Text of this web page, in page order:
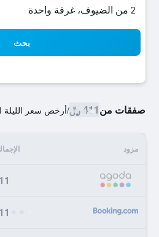
2 من الضيوف، غرفة واحدة
بحث
صفقات من411 ﷼ /أرخص سعر الليلة
مزود